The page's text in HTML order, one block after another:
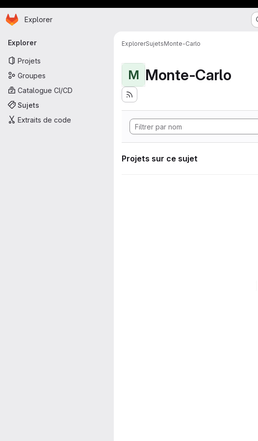
Passer au contenu principal
Page d'accueil
Explorer
Navigation principale
Explorer
Projets
Groupes
Catalogue CI/CD
Sujets
Extraits de code
ExplorerSujetsMonte-Carlo
M Monte-Carlo
Projets sur ce sujet